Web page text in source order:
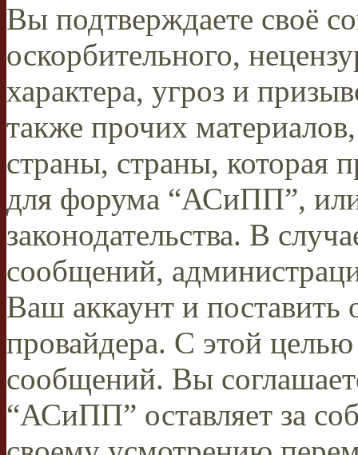
Вы подтверждаете своё
оскорбительного,
характера, угроз и
также прочих
страны, страны, которая
для форума “АСиПП”,
законодательства. В
сообщений,
Ваш аккаунт и поставить
провайдера. С этой
сообщений. Вы
“АСиПП” оставляет за